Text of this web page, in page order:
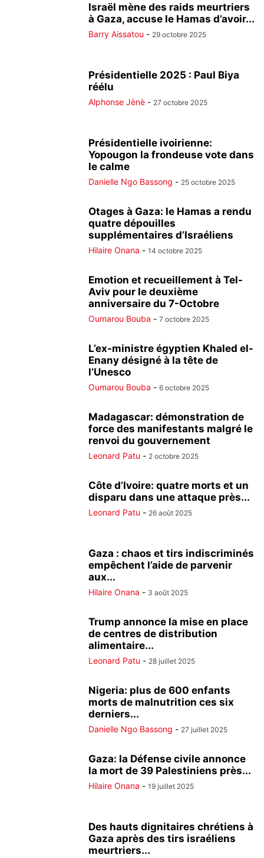
Israël mène des raids meurtriers
à Gaza, accuse le Hamas d’avoir...
Barry Aissatou - 29 octobre 2025
Présidentielle 2025 : Paul Biya
réélu
Alphonse Jènè - 27 octobre 2025
Présidentielle ivoirienne:
Yopougon la frondeuse vote dans
le calme
Danielle Ngo Bassong - 25 octobre 2025
Otages à Gaza: le Hamas a rendu
quatre dépouilles
supplémentaires d’Israéliens
Hilaire Onana - 14 octobre 2025
Emotion et recueillement à Tel-
Aviv pour le deuxième
anniversaire du 7-Octobre
Oumarou Bouba - 7 octobre 2025
L’ex-ministre égyptien Khaled el-
Enany désigné à la tête de
l’Unesco
Oumarou Bouba - 6 octobre 2025
Madagascar: démonstration de
force des manifestants malgré le
renvoi du gouvernement
Leonard Patu - 2 octobre 2025
Côte d’Ivoire: quatre morts et un
disparu dans une attaque près...
Leonard Patu - 26 août 2025
Gaza : chaos et tirs indiscriminés
empêchent l’aide de parvenir
aux...
Hilaire Onana - 3 août 2025
Trump annonce la mise en place
de centres de distribution
alimentaire...
Leonard Patu - 28 juillet 2025
Nigeria: plus de 600 enfants
morts de malnutrition ces six
derniers...
Danielle Ngo Bassong - 27 juillet 2025
Gaza: la Défense civile annonce
la mort de 39 Palestiniens près...
Hilaire Onana - 19 juillet 2025
Des hauts dignitaires chrétiens à
Gaza après des tirs israéliens
meurtriers...